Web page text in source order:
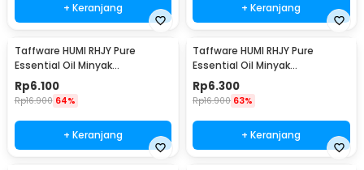
+ Keranjang + Keranjang
Taffware HUMI RHJY Pure
Essential Oil Minyak
Aromatherapy 10ml Lemon -
RH-15
Rp6.100
Rp16.900 64%
+ Keranjang
Taffware HUMI RHJY Pure
Essential Oil Minyak
Aromatherapy 10ml Ocean -
RH-15
Rp6.300
Rp16.900 63%
+ Keranjang